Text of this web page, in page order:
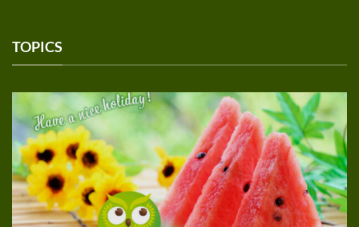
TOPICS